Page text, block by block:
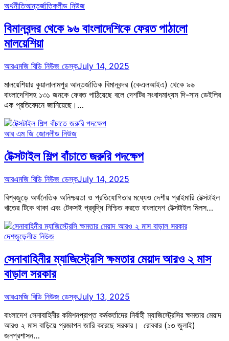
অর্থনীতিআন্তর্জাতিকলীড নিউজ
বিমানবন্দর থেকে ৯৬ বাংলাদেশিকে ফেরত পাঠালো
মালয়েশিয়া
আরএমজি বিডি নিউজ ডেস্কJuly 14, 2025
মালয়েশিয়ার কুয়ালালামপুর আন্তর্জাতিক বিমানবন্দর (কেএলআইএ) থেকে ৯৬
বাংলাদেশিসহ ১৩১ জনকে ফেরত পাঠিয়েছে বলে দেশটির সংবাদমাধ্যম দি-সান ডেইলির
এক প্রতিবেদনে জানিয়েছে।…
আর এম জি জোনলীড নিউজ
টেক্সটাইল শিল্প বাঁচাতে জরুরি পদক্ষেপ
আরএমজি বিডি নিউজ ডেস্কJuly 14, 2025
বিশ্বজুড়ে অর্থনৈতিক অনিশ্চয়তা ও প্রতিযোগিতার মধ্যেও দেশীয় প্রাইমারি টেক্সটাইল
খাতের টিকে থাকা এবং টেকসই প্রবৃদ্ধি নিশ্চিত করতে বাংলাদেশ টেক্সটাইল মিলস…
দেশজুড়েলীড নিউজ
সেনাবাহিনীর ম্যাজিস্ট্রেসি ক্ষমতার মেয়াদ আরও ২ মাস
বাড়াল সরকার
আরএমজি বিডি নিউজ ডেস্কJuly 13, 2025
বাংলাদেশ সেনাবাহিনীর কমিশনপ্রাপ্ত কর্মকর্তাদের নির্বাহী ম্যাজিস্ট্রেসির ক্ষমতার মেয়াদ
আরও ২ মাস বাড়িয়ে প্রজ্ঞাপন জারি করেছে সরকার। রোববার (১৩ জুলাই)
জনপ্রশাসন…